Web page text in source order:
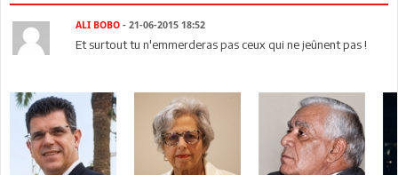
ALI BOBO - 21-06-2015 18:52
Et surtout tu n'emmerderas pas ceux qui ne jeûnent pas !